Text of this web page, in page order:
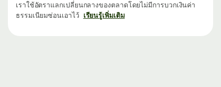
เราใช้อัตราแลกเปลี่ยนกลางของตลาดโดยไม่มีการบวกเงินค่า
ธรรมเนียมซ่อนเอาไว้ เรียนรู้เพิ่มเติม